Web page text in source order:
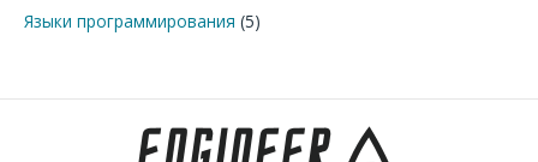
Языки программирования (5)